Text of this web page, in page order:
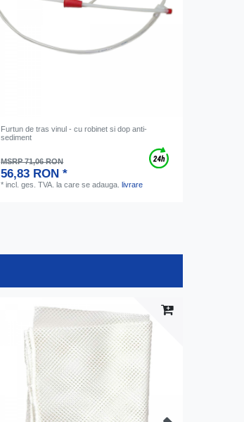
Furtun de tras vinul - cu robinet si dop anti-
sediment
MSRP 71,06 RON
56,83 RON *
*incl. ges. TVA. la care se adauga.livrare